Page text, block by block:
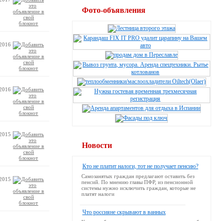
Фото-объявления
Новости
Кто не платит налоги, тот не получает пенсию?
Самозанятых граждан предлагают оставить без
пенсий. По мнению главы ПФР, из пенсионной
системы нужно исключить граждан, которые не
платят налоги
Что россияне скрывают в ванных